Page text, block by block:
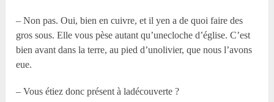
– Non pas. Oui, bien en cuivre, et il yen a de quoi faire des
gros sous. Elle vous pèse autant qu’unecloche d’église. C’est
bien avant dans la terre, au pied d’unolivier, que nous l’avons
eue.
– Vous étiez donc présent à ladécouverte ?